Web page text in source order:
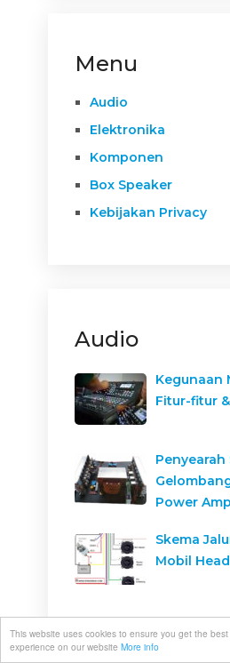
This website uses cookies to ensure you get the best
experience on our website More info
Menu
Audio
Elektronika
Komponen
Box Speaker
Kebijakan Privacy
Audio
Kegunaan
Fitur-fitur
Power
Skema
Mobil